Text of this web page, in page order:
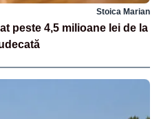
Stoica Marian
peste 4,5 milioane lei de la